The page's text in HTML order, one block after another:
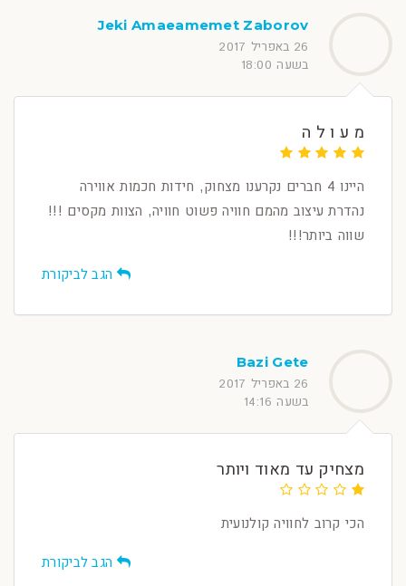
Jeki Amaeamemet Zaborov
26 באפריל 2017
בשעה 18:00
מ ע ו ל ה
היינו 4 חברים נקרענו מצחוק, חידות חכמות אווירה
נהדרת עיצוב מהמם חוויה פשוט חוויה, הצוות מקסים !!!
שווה ביותר!!!
הגב לביקורת
Bazi Gete
26 באפריל 2017
בשעה 14:16
מצחיק עד מאוד ויותר
הכי קרוב לחוויה קולנועית
הגב לביקורת